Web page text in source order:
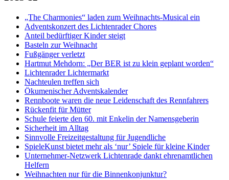
„The Charmonies“ laden zum Weihnachts-Musical ein
Adventskonzert des Lichtenrader Chores
Anteil bedürftiger Kinder steigt
Basteln zur Weihnacht
Fußgänger verletzt
Hartmut Mehdorn: „Der BER ist zu klein geplant worden“
Lichtenrader Lichtermarkt
Nachteulen treffen sich
Ökumenischer Adventskalender
Rennboote waren die neue Leidenschaft des Rennfahrers
Rückenfit für Mütter
Schule feierte den 60. mit Enkelin der Namensgeberin
Sicherheit im Alltag
Sinnvolle Freizeitgestaltung für Jugendliche
SpieleKunst bietet mehr als ‘nur’ Spiele für kleine Kinder
Unternehmer-Netzwerk Lichtenrade dankt ehrenamtlichen
Helfern
Weihnachten nur für die Binnenkonjunktur?